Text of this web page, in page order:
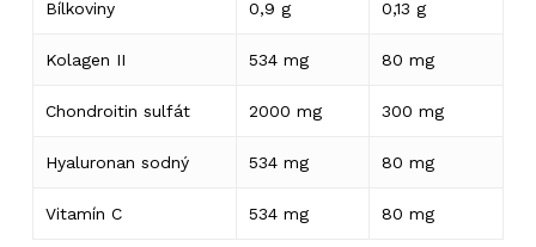
Bílkoviny 0,9 g 0,13 g
Kolagen II 534 mg 80 mg
Chondroitin sulfát 2000 mg 300 mg
Hyaluronan sodný 534 mg 80 mg
Vitamín C 534 mg 80 mg